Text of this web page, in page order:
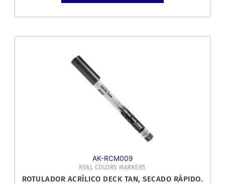
AK-RCM009
REAL COLORS MARKERS
ROTULADOR ACRÍLICO DECK TAN, SECADO RÁPIDO.